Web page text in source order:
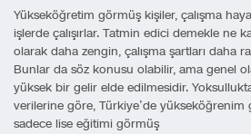
Yükseköğretim görmüş kişiler, çalışma
işlerde çalışırlar. Tatmin edici demekle ne
olarak daha zengin, çalışma şartları daha
Bunlar da söz konusu olabilir, ama genel
yüksek bir gelir elde edilmesidir.
verilerine göre, Türkiye’de
sadece lise eğitimi görmüş